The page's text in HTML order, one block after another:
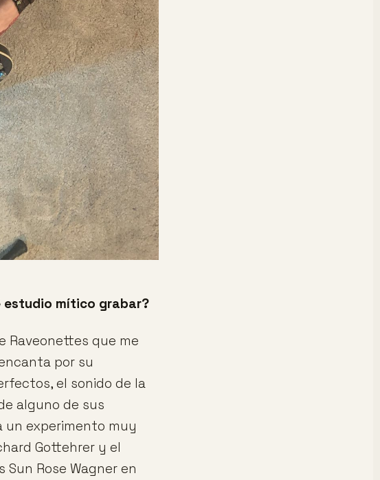
estudio mítico grabar?
Raveonettes que me
por su
el sonido de la
alguno de sus
un experimento muy
Gottehrer y el
Rose Wagner en